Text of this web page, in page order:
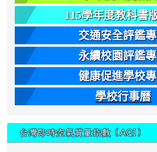
115學年度教科書
交通安全評鑑
永續校園評鑑
健康促進學校
學校行事曆
台灣即時空氣質量指數（AQI）